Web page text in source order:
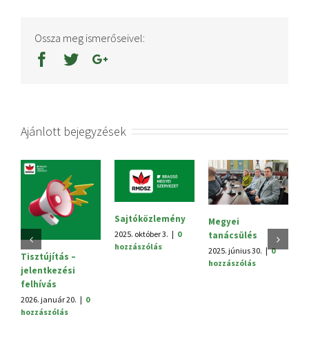
Ossza meg ismerőseivel:
Ajánlott bejegyzések
Tisztújítás –
jelentkezési
felhívás
2026. január 20. | 0
hozzászólás
Sajtóközlemény
2025. október 3. | 0
hozzászólás
Megyei
tanácsülés
2025. június 30. | 0
hozzászólás